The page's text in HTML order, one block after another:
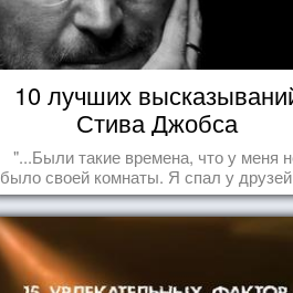
10 лучших
Стива Джобса
"...Были такие времена, что у меня
было своей комнаты. Я спал у
полу, а для того, чтобы купить еды
сдавал бутылки из под кока-колы"